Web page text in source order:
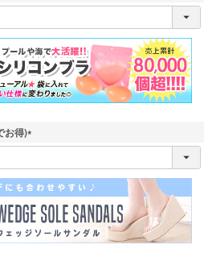
お得)
(
必
須
)